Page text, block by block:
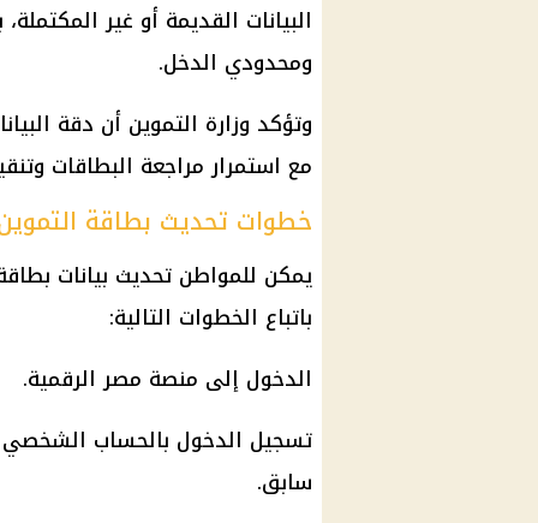
البيانات القديمة أو غير
ومحدودي الدخل.
وتؤكد وزارة التموين أن دقة
مع استمرار مراجعة البطاقات
خطوات تحديث بطاقة
يمكن للمواطن تحديث بيانات
باتباع الخطوات التالية:
الدخول إلى منصة مصر الرقمية.
تسجيل الدخول بالحساب
سابق.